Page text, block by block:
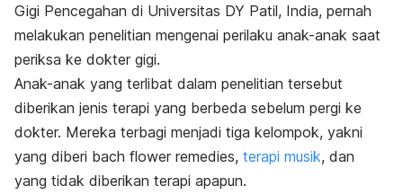
Gigi Pencegahan di Universitas DY Patil, India, pernah
melakukan penelitian mengenai perilaku anak-anak saat
periksa ke dokter gigi.
Anak-anak yang terlibat dalam penelitian tersebut
diberikan jenis terapi yang berbeda sebelum pergi ke
dokter. Mereka terbagi menjadi tiga kelompok, yakni
yang diberi bach flower remedies, terapi musik, dan
yang tidak diberikan terapi apapun.